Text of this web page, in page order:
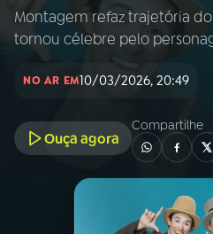
AO
INÍCIO
A RÁDIO
PROGRAMAÇÃO
Montagem refaz trajetória
tornou célebre pelo
NO AR EM10/03/2026, 20:49
Ouça agora
Compartilhe